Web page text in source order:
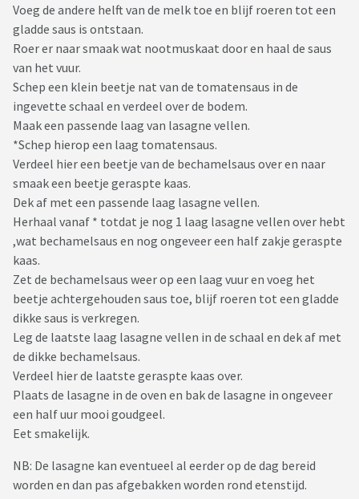
Voeg de andere helft van de melk toe en blijf roeren tot een
gladde saus is ontstaan.
Roer er naar smaak wat nootmuskaat door en haal de saus
van het vuur.
Schep een klein beetje nat van de tomatensaus in de
ingevette schaal en verdeel over de bodem.
Maak een passende laag van lasagne vellen.
*Schep hierop een laag tomatensaus.
Verdeel hier een beetje van de bechamelsaus over en naar
smaak een beetje geraspte kaas.
Dek af met een passende laag lasagne vellen.
Herhaal vanaf * totdat je nog 1 laag lasagne vellen over hebt
,wat bechamelsaus en nog ongeveer een half zakje geraspte
kaas.
Zet de bechamelsaus weer op een laag vuur en voeg het
beetje achtergehouden saus toe, blijf roeren tot een gladde
dikke saus is verkregen.
Leg de laatste laag lasagne vellen in de schaal en dek af met
de dikke bechamelsaus.
Verdeel hier de laatste geraspte kaas over.
Plaats de lasagne in de oven en bak de lasagne in ongeveer
een half uur mooi goudgeel.
Eet smakelijk.
NB: De lasagne kan eventueel al eerder op de dag bereid
worden en dan pas afgebakken worden rond etenstijd.